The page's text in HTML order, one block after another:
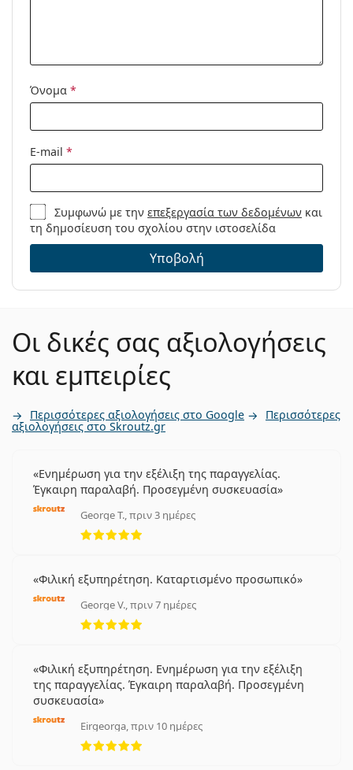
Όνομα *
E-mail *
Συμφωνώ με τηνεπεξεργασία των δεδομένων και
τη δημοσίευση του σχολίου στην ιστοσελίδα
Υποβολή
Οι δικές σας αξιολογήσεις
και εμπειρίες
Περισσότερες αξιολογήσεις στο Google Περισσότερες
αξιολογήσεις στο Skroutz.gr
Ενημέρωση για την εξέλιξη της παραγγελίας.
Έγκαιρη παραλαβή. Προσεγμένη συσκευασία
George T., πριν 3 ημέρες
5 αξιολογήσεις από 5
Φιλική εξυπηρέτηση. Καταρτισμένο προσωπικό
George V., πριν 7 ημέρες
5 αξιολογήσεις από 5
Φιλική εξυπηρέτηση. Ενημέρωση για την εξέλιξη
της παραγγελίας. Έγκαιρη παραλαβή. Προσεγμένη
συσκευασία
Eirgeorga, πριν 10 ημέρες
5 αξιολογήσεις από 5